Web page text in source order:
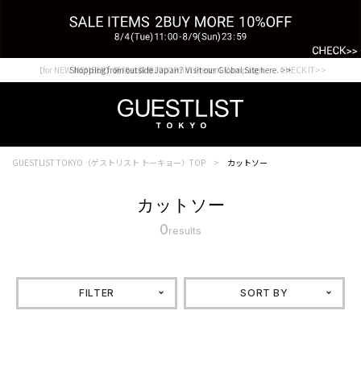
Shopping from outside Japan? Visit our Global Site here. >>
【for NEW MEMBER】新規会員様1000Point Present Campaign CHECK IT>>
GUESTLIST TOKYO（ゲストリスト トーキョー）TOP カットソー
カットソー
0results
FILTER SORT BY